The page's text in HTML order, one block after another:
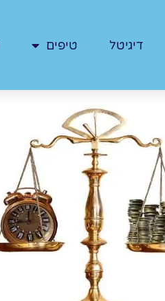
דיגיטל טיפים